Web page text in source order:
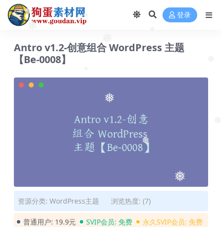
❅
❅
❅
❅
❅
❅
登录
Antro v1.2-创意组合 WordPress 主题
【Be-0008】
资源分类: WordPress主题 浏览热度: (7)
普通用户: 19.9元 SVIP会员: 免费 永久SVIP会员: 免费